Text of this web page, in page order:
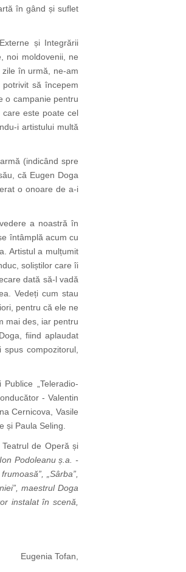
în gând și suflet
și Integrării
noi moldovenii, ne
în urmă, ne-am
să începem
o campanie pentru
este poate cel
i artistului multă
(indicând spre
că Eugen Doga
o onoare de a-i
a noastră în
întâmplă acum cu
Artistul a mulțumit
soliștilor care îi
dată să-l vadă
Vedeți cum stau
pentru că ele ne
mai des, iar pentru
fiind aplaudat
compozitorul,
„Teleradio-
- Valentin
Cernicova, Vasile
și Paula Seling.
de Operă și
Podoleanu ș.a. -
„Sârba”,
maestrul Doga
instalat în scenă,
Eugenia Tofan,